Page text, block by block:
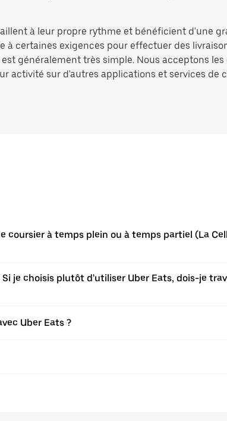
à leur propre rythme et bénéficient d'une
certaines exigences pour effectuer des
généralement très simple. Nous acceptons
activité sur d'autres applications et services de
coursier à temps plein ou à temps partiel (La
je choisis plutôt d'utiliser Uber Eats, dois-je
Uber Eats ?